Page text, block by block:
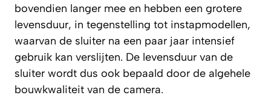
bovendien langer mee en hebben een grotere
levensduur, in tegenstelling tot instapmodellen,
waarvan de sluiter na een paar jaar intensief
gebruik kan verslijten. De levensduur van de
sluiter wordt dus ook bepaald door de algehele
bouwkwaliteit van de camera.